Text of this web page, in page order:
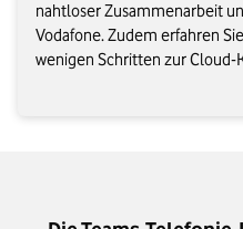
nahtloser Zusammenarbeit
Vodafone. Zudem erfahren
wenigen Schritten zur